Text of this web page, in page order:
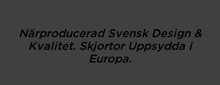
Närproducerad Svensk Design &
Kvalitet. Skjortor Uppsydda i
Europa.